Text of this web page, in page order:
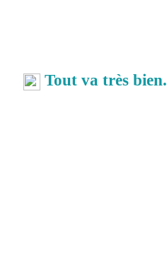
Tout va très bien.